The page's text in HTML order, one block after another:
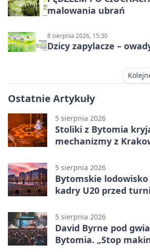
malowania ubrań
8 sierpnia 2026, 15:30
Dzicy zapylacze –
Ostatnie Artykuły
5 sierpnia 2026
Stoliki z Bytomia
mechanizmy z
5 sierpnia 2026
Bytomskie lodowisko
kadry U20 przed
5 sierpnia 2026
David Byrne pod
Bytomia. „Stop